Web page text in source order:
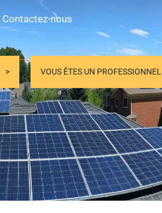
Contactez-nous
VOUS ÊTES UN PROFESSIONNEL